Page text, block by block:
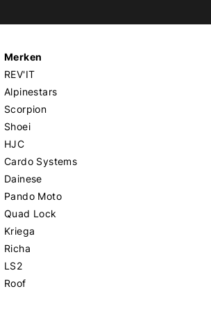
Merken
REV'IT
Alpinestars
Scorpion
Shoei
HJC
Cardo Systems
Dainese
Pando Moto
Quad Lock
Kriega
Richa
LS2
Roof